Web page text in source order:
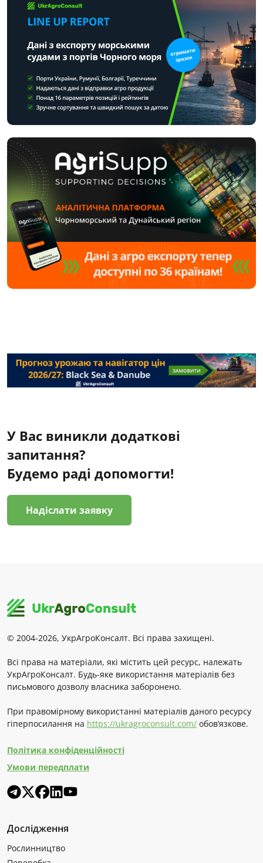
У Вас виникли додаткові
запитання?
Будемо раді допомогти!
Надіслати заявку
© 2004-2026, УкрАгроКонсалт. Всі права захищені.
Всі права на матеріали, які містить цей ресурс, належать
УкрАгроКонсалт. Будь-яке використання матеріалів без
письмового дозволу власника заборонено.
При правомірному використанні матеріалів даного ресурсу
гіперпосилання на https://ukragroconsult.com/ обов’язкове.
Політика конфіденційності
Умови передплати
Дослідження
Рослинництво